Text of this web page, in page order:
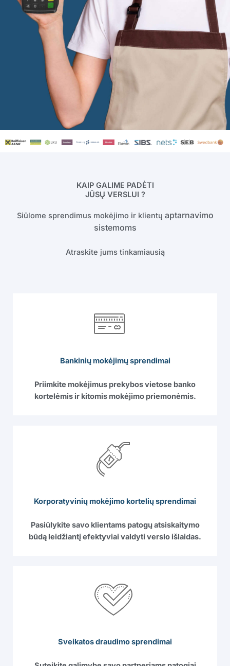
KAIP GALIME PADĖTI
JŪSŲ VERSLUI ?
Siūlome sprendimus mokėjimo ir klientų aptarnavimo
sistemoms
Atraskite jums tinkamiausią
Bankinių mokėjimų sprendimai
Priimkite mokėjimus prekybos vietose banko
kortelėmis ir kitomis mokėjimo priemonėmis.
Korporatyvinių mokėjimo kortelių sprendimai
Pasiūlykite savo klientams patogų atsiskaitymo
būdą leidžiantį efektyviai valdyti verslo išlaidas.
Sveikatos draudimo sprendimai